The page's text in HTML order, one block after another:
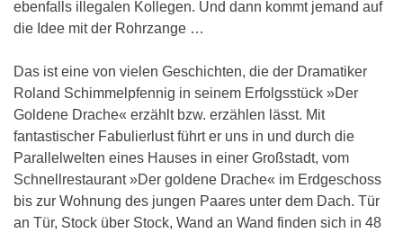
ebenfalls illegalen Kollegen. Und dann kommt jemand auf
die Idee mit der Rohrzange …
Das ist eine von vielen Geschichten, die der Dramatiker
Roland Schimmelpfennig in seinem Erfolgsstück »Der
Goldene Drache« erzählt bzw. erzählen lässt. Mit
fantastischer Fabulierlust führt er uns in und durch die
Parallelwelten eines Hauses in einer Großstadt, vom
Schnellrestaurant »Der goldene Drache« im Erdgeschoss
bis zur Wohnung des jungen Paares unter dem Dach. Tür
an Tür, Stock über Stock, Wand an Wand finden sich in 48